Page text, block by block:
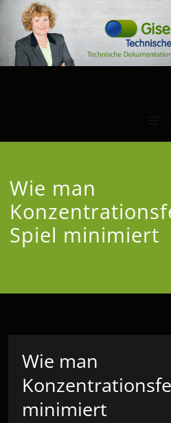
Wie man
Spiel minimiert
Wie man
minimiert